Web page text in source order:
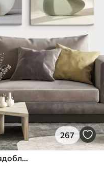
267
Пеалістичні естетичні камені, оздоблення будинку, природне освітлення